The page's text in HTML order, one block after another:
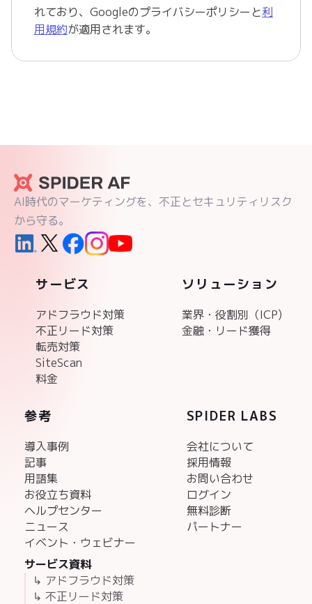
れており、Googleのプライバシーポリシーと利
用規約が適用されます。
AI時代のマーケティングを、不正とセキュリティリスク
から守る。
サービス
アドフラウド対策
不正リード対策
転売対策
SiteScan
料金
ソリューション
業界・役割別（ICP)
金融・リード獲得
参考
導入事例
記事
用語集
お役立ち資料
ヘルプセンター
ニュース
イベント・ウェビナー
サービス資料
↳ アドフラウド対策
↳ 不正リード対策
SPIDER LABS
会社について
採用情報
お問い合わせ
ログイン
無料診断
パートナー